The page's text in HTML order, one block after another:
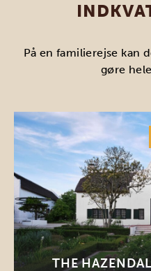
På en familierejse kan
gøre
THE